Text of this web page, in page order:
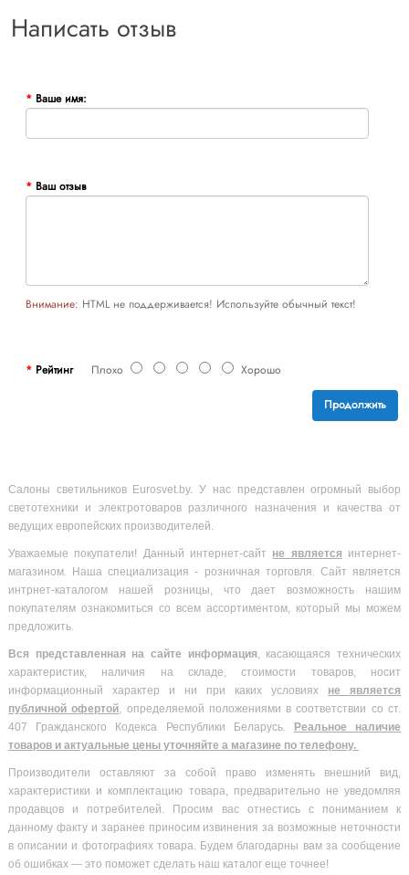
Написать отзыв
Ваше имя:
Ваш отзыв
Внимание: HTML не поддерживается! Используйте обычный текст!
РейтингПлохо Хорошо
Продолжить
Салоны светильников Eurosvet.by. У нас представлен огромный выбор
светотехники и электротоваров различного назначения и качества от
ведущих европейских производителей.
Уважаемые покупатели! Данный интернет-сайт не является интернет-
магазином. Наша специализация - розничная торговля. Сайт является
интрнет-каталогом нашей розницы, что дает возможность нашим
покупателям ознакомиться со всем ассортиментом, который мы можем
предложить.
Вся представленная на сайте информация, касающаяся технических
характеристик, наличия на складе, стоимости товаров, носит
информационный характер и ни при каких условиях не является
публичной офертой, определяемой положениями в соответствии со ст.
407 Гражданского Кодекса Республики Беларусь.
Реальное наличие
товаров и актуальные цены уточняйте а магазине по телефону.
Производители оставляют за собой право изменять внешний вид,
характеристики и комплектацию товара, предварительно не уведомляя
продавцов и потребителей. Просим вас отнестись с пониманием к
данному факту и заранее приносим извинения за возможные неточности
в описании и фотографиях товара. Будем благодарны вам за сообщение
об ошибках — это поможет сделать наш каталог еще точнее!